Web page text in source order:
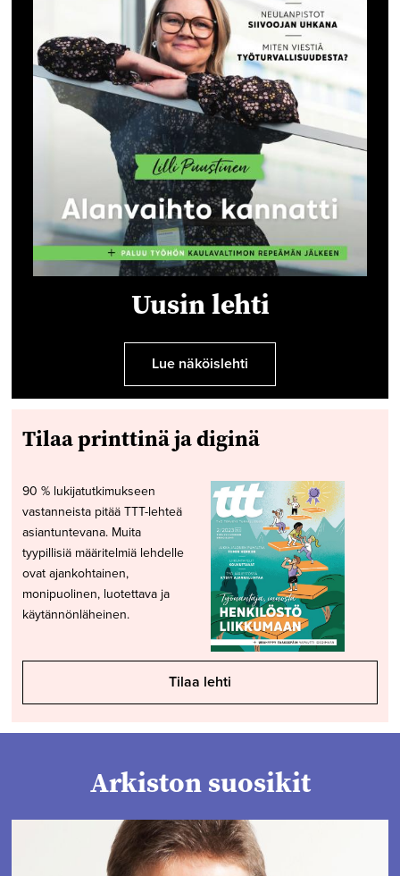
Uusin lehti
Lue näköislehti
Tilaa printtinä ja diginä
90 % lukijatutkimukseen
vastanneista pitää TTT-lehteä
asiantuntevana. Muita
tyypillisiä määritelmiä lehdelle
ovat ajankohtainen,
monipuolinen, luotettava ja
käytännönläheinen.
Tilaa lehti
Arkiston suosikit